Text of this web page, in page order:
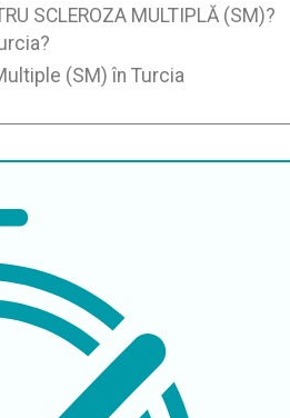
SCLEROZA MULTIPLĂ (SM)?
(SM) în Turcia